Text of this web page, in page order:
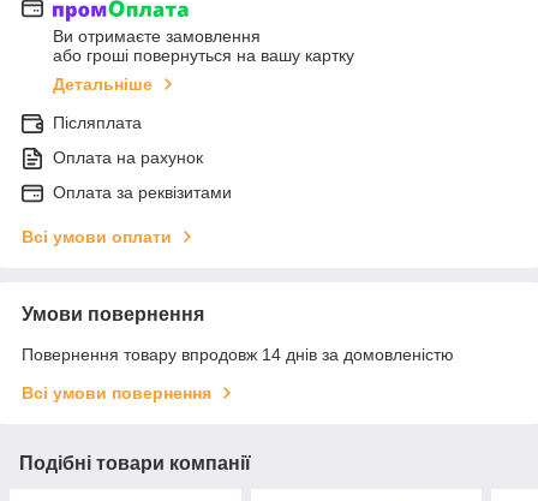
Ви отримаєте замовлення
або гроші повернуться на вашу картку
Детальніше
Післяплата
Оплата на рахунок
Оплата за реквізитами
Всі умови оплати
Умови повернення
Повернення товару впродовж 14 днів за домовленістю
Всі умови повернення
Подібні товари компанії